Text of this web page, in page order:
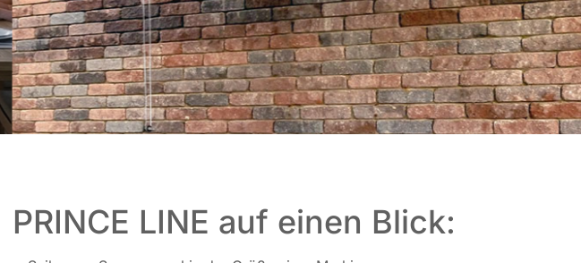
PRINCE LINE auf einen Blick: